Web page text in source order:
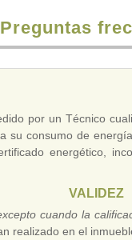
Preguntas
por un Técnico
consumo de
energético,
VALIDEZ
cuando la
realizado en el